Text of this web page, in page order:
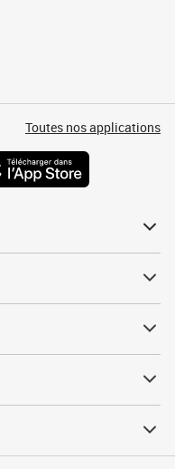
Toutes nos applications